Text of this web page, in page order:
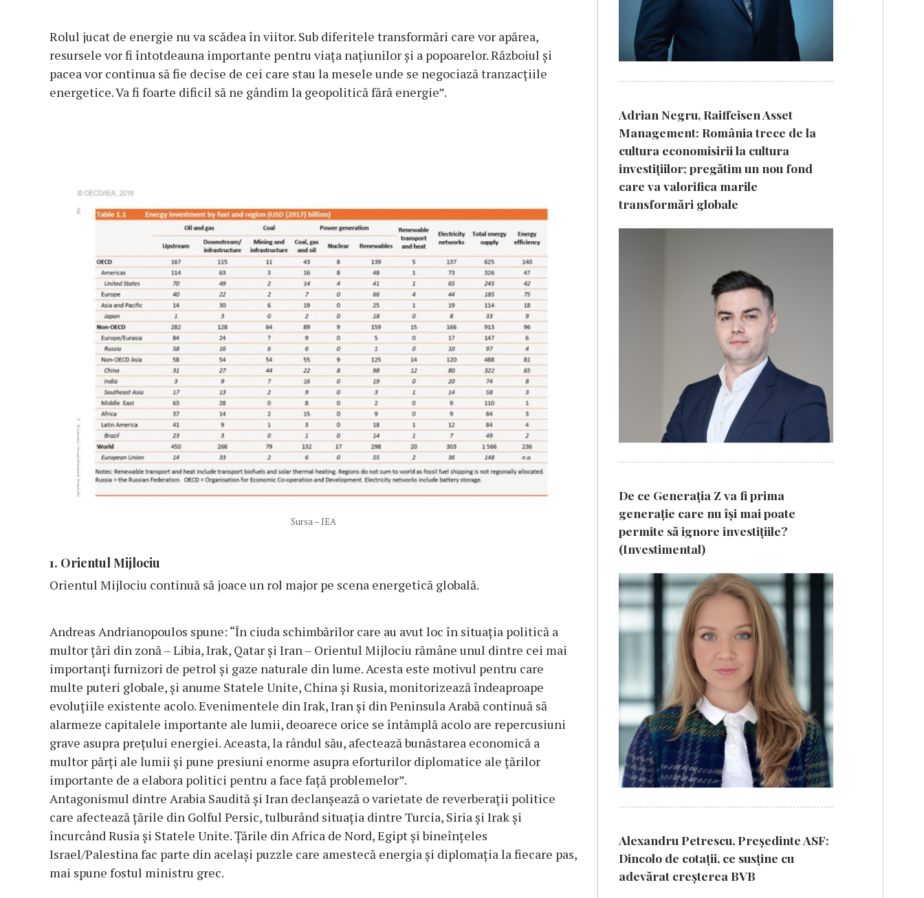
Rolul jucat de energie nu va scădea în viitor. Sub diferitele transformări care vor apărea,
resursele vor fi întotdeauna importante pentru viața națiunilor și a popoarelor. Războiul și
pacea vor continua să fie decise de cei care stau la mesele unde se negociază tranzacțiile
energetice. Va fi foarte dificil să ne gândim la geopolitică fără energie”.
Sursa – IEA
1. Orientul Mijlociu
Orientul Mijlociu continuă să joace un rol major pe scena energetică globală.
Andreas Andrianopoulos spune: “În ciuda schimbărilor care au avut loc în situația politică a
multor țări din zonă – Libia, Irak, Qatar și Iran – Orientul Mijlociu rămâne unul dintre cei mai
importanți furnizori de petrol și gaze naturale din lume. Acesta este motivul pentru care
multe puteri globale, și anume Statele Unite, China și Rusia, monitorizează îndeaproape
evoluțiile existente acolo. Evenimentele din Irak, Iran și din Peninsula Arabă continuă să
alarmeze capitalele importante ale lumii, deoarece orice se întâmplă acolo are repercusiuni
grave asupra prețului energiei. Aceasta, la rândul său, afectează bunăstarea economică a
multor părți ale lumii și pune presiuni enorme asupra eforturilor diplomatice ale țărilor
importante de a elabora politici pentru a face faţă problemelor”.
Antagonismul dintre Arabia Saudită și Iran declanșează o varietate de reverberații politice
care afectează țările din Golful Persic, tulburând situația dintre Turcia, Siria și Irak și
încurcând Rusia și Statele Unite. Țările din Africa de Nord, Egipt și bineînțeles
Israel/Palestina fac parte din acelaşi puzzle care amestecă energia şi diplomaţia la fiecare pas,
mai spune fostul ministru grec.
Adrian Negru, Raiffeisen Asset
Management: România trece de la
cultura economisirii la cultura
investițiilor; pregătim un nou fond
care va valorifica marile
transformări globale
De ce Generația Z va fi prima
generație care nu își mai poate
permite să ignore investițiile?
(Investimental)
Alexandru Petrescu, Președinte ASF:
Dincolo de cotații, ce susține cu
adevărat creșterea BVB